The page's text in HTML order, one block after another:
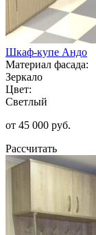
Шкаф-купе Андо
Материал фасада:
Зеркало
Цвет:
Светлый
от 45 000 руб.
Рассчитать